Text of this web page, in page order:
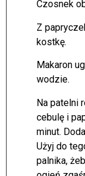
Czosnek
Z
kostkę.
Makaron
wodzie.
Na patelni
cebulę i
minut.
Użyj do
palnika,